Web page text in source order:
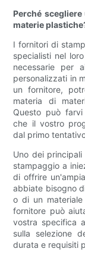
Perché
materie
I fornitori di
specialisti nel
necessarie per
personalizzati in
un fornitore,
materia di
Questo può
che il vostro
dal primo
Uno dei
stampaggio a
di offrire
abbiate bisogno
o di un
fornitore può
vostra specifica
sulla selezione
durata e requisiti